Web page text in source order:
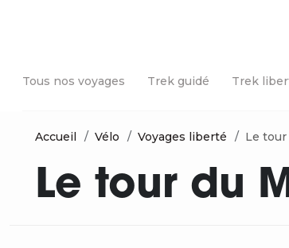
Tous nos voyages Trek guidé Trek
Accueil Vélo Voyages liberté Le
Le tour du